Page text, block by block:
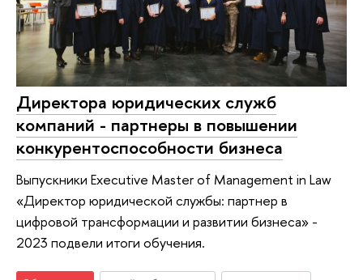
Директора юридических служб
компаний - партнеры в повышении
конкурентоспособности бизнеса
Выпускники Executive Master of Management in Law
«Директор юридической службы: партнер в
цифровой трансформации и развитии бизнеса» -
2023 подвели итоги обучения.